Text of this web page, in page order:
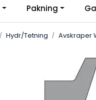
Pakning
Hydr/Tetning Avskraper